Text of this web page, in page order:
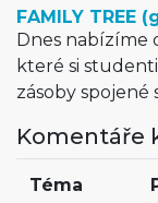
FAMILY TREE
Dnes nabízíme
které si
zásoby spojené
Komentáře
Téma